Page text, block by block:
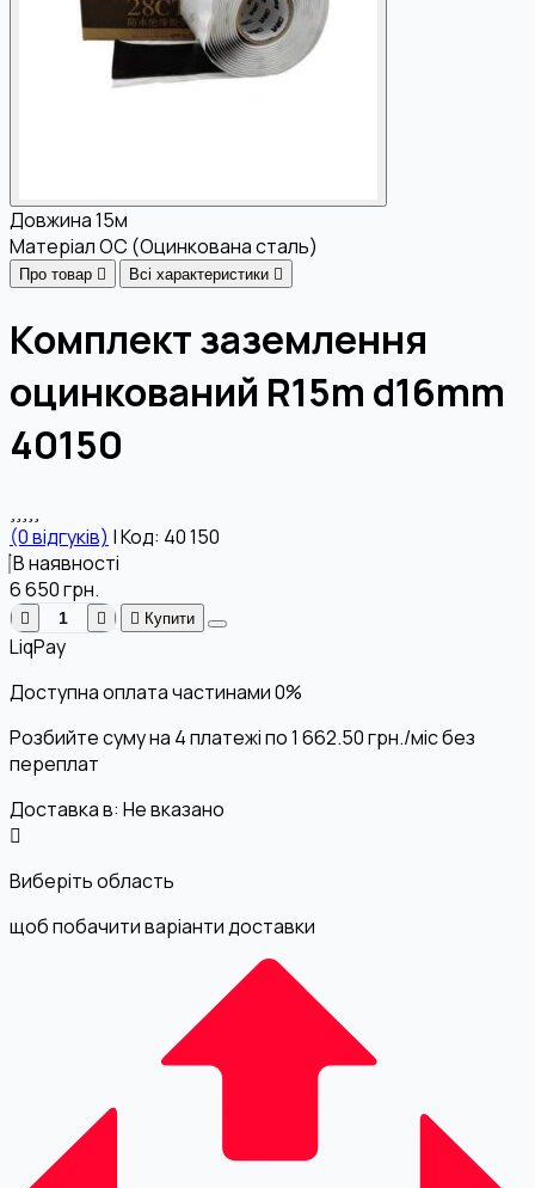
Довжина15м
МатеріалOC (Оцинкована сталь)
Про товар Всі характеристики
Комплект заземлення
оцинкований R15m d16mm
40150
(0 відгуків) |Код: 40 150
В наявності
6 650грн.
Купити
LiqPay
Доступна оплата частинами0%
Розбийте суму на 4 платежі по1 662.50грн./міс без
переплат
Доставка в: Не вказано
Виберіть область
щоб побачити варіанти доставки